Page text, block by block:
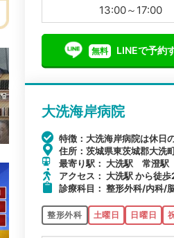
13:00～17:00
無料 LINEで予約
大洗海岸病院
特徴：大洗海岸病院は休日
住所：茨城県東茨城郡大洗
最寄り駅： 大洗駅 常澄
アクセス： 大洗駅 から徒
診療科目： 整形外科/内科/
整形外科 土曜日 日曜日